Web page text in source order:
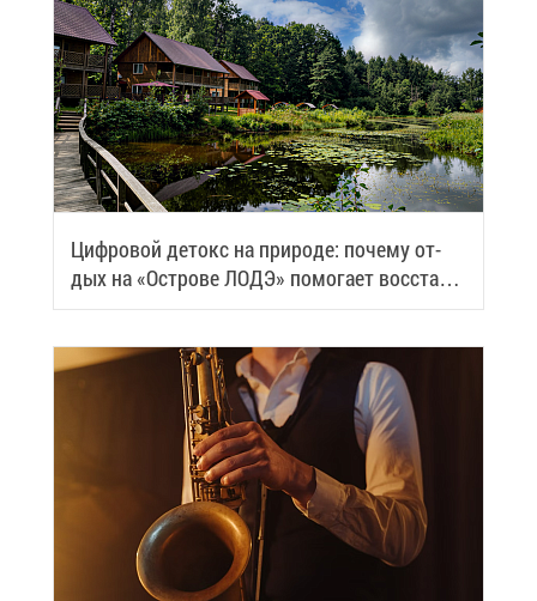
Циф­ро­вой де­токс на при­ро­де: по­че­му от­
дых на «Ост­ро­ве ЛОДЭ» по­мо­га­ет вос­ста­но­
вить си­лы